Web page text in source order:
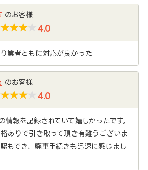
のお客様
4.0
業者ともに対応が良かった
のお客様
4.0
報を記録されていて嬉しかったです。
ありで引き取って頂き有難うございま
もでき、廃車手続きも迅速に感じまし